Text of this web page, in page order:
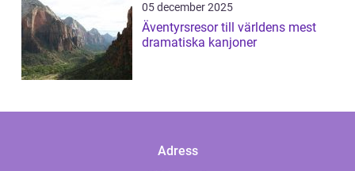
05 december 2025
Äventyrsresor till världens mest
dramatiska kanjoner
Adress